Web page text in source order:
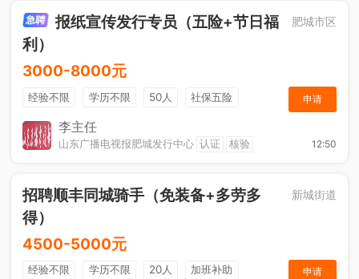
报纸宣传发行专员（五险+节日福
利）
肥城市区
3000-8000元
经验不限 学历不限 50人
社保五险
节日福利
销售奖金
申请
李主任
山东广播电视报肥城发行中心 认证 核验 12:50
招聘顺丰同城骑手（免装备+多劳多
得）
新城街道
4500-5000元
经验不限 学历不限 20人
加班补助
申请